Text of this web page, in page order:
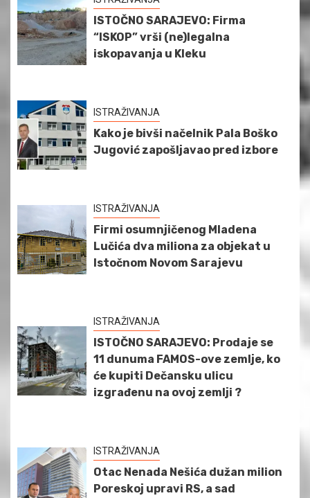
ISTOČNO SARAJEVO: Firma
“ISKOP” vrši (ne)legalna
iskopavanja u Kleku
ISTRAŽIVANJA
Kako je bivši načelnik Pala Boško
Jugović zapošljavao pred izbore
ISTRAŽIVANJA
Firmi osumnjičenog Mladena
Lučića dva miliona za objekat u
Istočnom Novom Sarajevu
ISTRAŽIVANJA
ISTOČNO SARAJEVO: Prodaje se
11 dunuma FAMOS-ove zemlje, ko
će kupiti Dečansku ulicu
izgrađenu na ovoj zemlji ?
ISTRAŽIVANJA
Otac Nenada Nešića dužan milion
Poreskoj upravi RS, a sad